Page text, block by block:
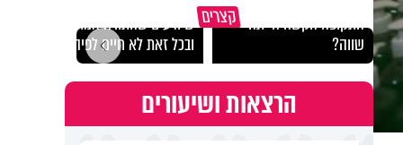
קצרים התקופה הקשה הייתה
שווה?
שיודעים שהתורה אמת,
ובכל זאת לא חיים לפיה?
הרצאות ושיעורים